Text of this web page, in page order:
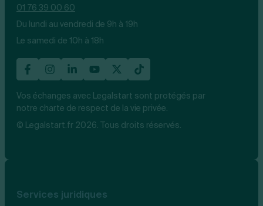
01 76 39 00 60
Du lundi au vendredi de 9h à 19h
Le samedi de 10h à 18h
Vos échanges avec Legalstart sont protégés par
notre charte de respect de la vie privée.
© Legalstart.fr 2026. Tous droits réservés.
Services juridiques